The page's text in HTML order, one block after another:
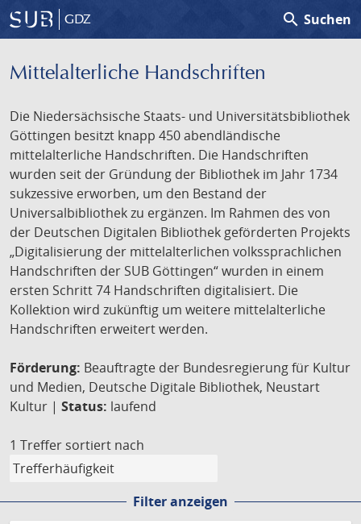
GDZ search Suchen
Mittelalterliche Handschriften
Die Niedersächsische Staats- und Universitätsbibliothek
Göttingen besitzt knapp 450 abendländische
mittelalterliche Handschriften. Die Handschriften
wurden seit der Gründung der Bibliothek im Jahr 1734
sukzessive erworben, um den Bestand der
Universalbibliothek zu ergänzen. Im Rahmen des von
der Deutschen Digitalen Bibliothek geförderten Projekts
„Digitalisierung der mittelalterlichen volkssprachlichen
Handschriften der SUB Göttingen“ wurden in einem
ersten Schritt 74 Handschriften digitalisiert. Die
Kollektion wird zukünftig um weitere mittelalterliche
Handschriften erweitert werden.
Förderung: Beauftragte der Bundesregierung für Kultur
und Medien, Deutsche Digitale Bibliothek, Neustart
Kultur | Status: laufend
1 Treffer sortiert nach
Filter anzeigen